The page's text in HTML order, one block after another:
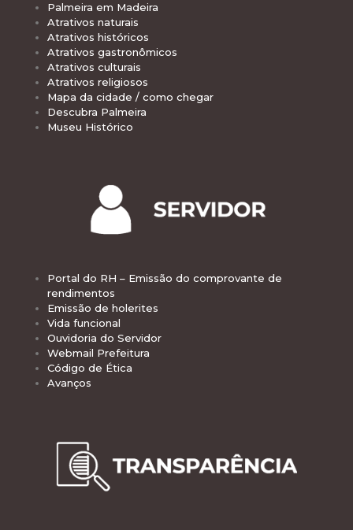
Palmeira em Madeira
Atrativos naturais
Atrativos históricos
Atrativos gastronômicos
Atrativos culturais
Atrativos religiosos
Mapa da cidade / como chegar
Descubra Palmeira
Museu Histórico
Portal do RH – Emissão do comprovante de
rendimentos
Emissão de holerites
Vida funcional
Ouvidoria do Servidor
Webmail Prefeitura
Código de Ética
Avanços